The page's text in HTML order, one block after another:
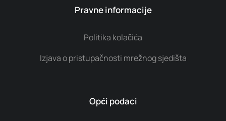
Pravne informacije
Politika kolačića
Izjava o pristupačnosti mrežnog sjedišta
Opći podaci